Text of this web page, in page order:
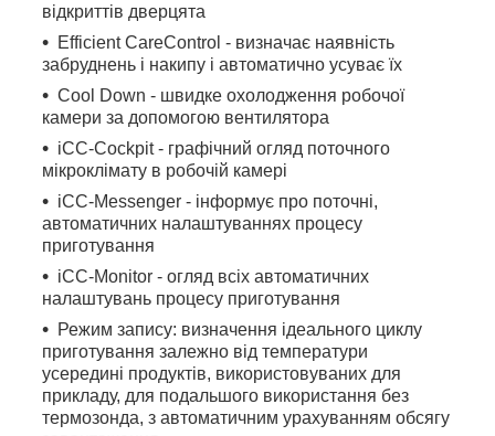
відкриттів дверцята
Efficient CareControl - визначає наявність
забруднень і накипу і автоматично усуває їх
Cool Down - швидке охолодження робочої
камери за допомогою вентилятора
iCC-Cockpit - графічний огляд поточного
мікроклімату в робочій камері
iCC-Messenger - інформує про поточні,
автоматичних налаштуваннях процесу
приготування
iCC-Monitor - огляд всіх автоматичних
налаштувань процесу приготування
Режим запису: визначення ідеального циклу
приготування залежно від температури
усередині продуктів, використовуваних для
прикладу, для подальшого використання без
термозонда, з автоматичним урахуванням обсягу